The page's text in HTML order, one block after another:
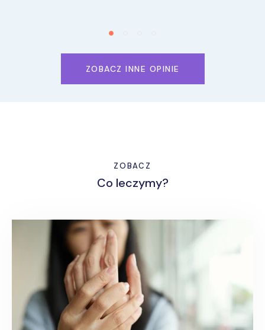
ZOBACZ INNE OPINIE
ZOBACZ
Co leczymy?